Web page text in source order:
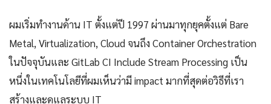
ผมเริ่มทำงานด้าน IT ตั้งแต่ปี 1997 ผ่านมาทุกยุคตั้งแต่ Bare
Metal, Virtualization, Cloud จนถึง Container Orchestration
ในปัจจุบันและ GitLab CI Include Stream Processing เป็น
หนึ่งในเทคโนโลยีที่ผมเห็นว่ามี impact มากที่สุดต่อวิธีที่เรา
สร้างและดูแลระบบ IT